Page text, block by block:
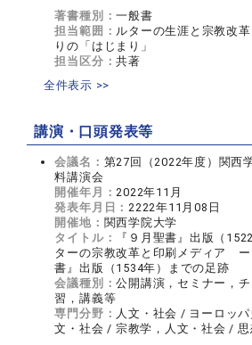
著書種別：一般書
担当範囲： ルターの生涯と宗教改
りの「はじまり」
担当区分：共著
全件表示 >>
講演・口頭発表等
会議名： 第27回（2022年度）関西
料講演会
開催年月：2022年11月
発表年月日：2222年11月08日
開催地： 関西学院大学
タイトル：
『９月聖書』出版（
ターの宗教改革と印刷メディア
書』出版（1534年）までの足跡
会議種別：公開講演，セミナー，
習，講義等
専門分野： 人文・社会 / ヨーロッ
文・社会 / 宗教学，人文・社会 / 思